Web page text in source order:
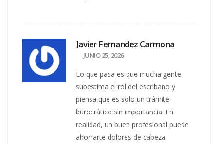
Javier Fernandez Carmona
JUNIO 25, 2026
Lo que pasa es que mucha gente
subestima el rol del escribano y
piensa que es solo un trámite
burocrático sin importancia. En
realidad, un buen profesional puede
ahorrarte dolores de cabeza